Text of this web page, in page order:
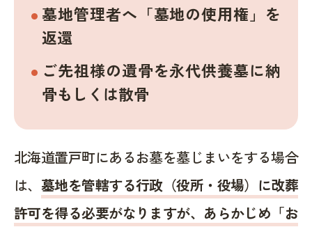
墓地管理者へ「墓地の使用権」を
返還
ご先祖様の遺骨を永代供養墓に納
骨もしくは散骨
北海道置戸町にあるお墓を墓じまいをする場合
は、 墓地を管轄する行政（役所・役場）に改葬
許可を得る必要がなりますが、あらかじめ「お